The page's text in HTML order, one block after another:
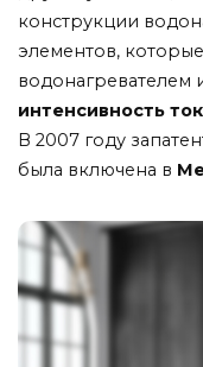
конструкции
элементов, которые
водонагревателем
интенсивность
В 2007 году
была включена в